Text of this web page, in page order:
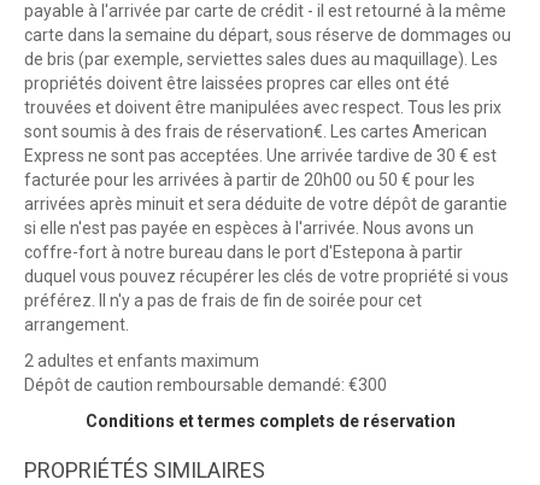
payable à l'arrivée par carte de crédit - il est retourné à la même
carte dans la semaine du départ, sous réserve de dommages ou
de bris (par exemple, serviettes sales dues au maquillage). Les
propriétés doivent être laissées propres car elles ont été
trouvées et doivent être manipulées avec respect. Tous les prix
sont soumis à des frais de réservation€. Les cartes American
Express ne sont pas acceptées. Une arrivée tardive de 30 € est
facturée pour les arrivées à partir de 20h00 ou 50 € pour les
arrivées après minuit et sera déduite de votre dépôt de garantie
si elle n'est pas payée en espèces à l'arrivée. Nous avons un
coffre-fort à notre bureau dans le port d'Estepona à partir
duquel vous pouvez récupérer les clés de votre propriété si vous
préférez. Il n'y a pas de frais de fin de soirée pour cet
arrangement.
2 adultes et enfants maximum
Dépôt de caution remboursable demandé: €300
Conditions et termes complets de réservation
PROPRIÉTÉS SIMILAIRES